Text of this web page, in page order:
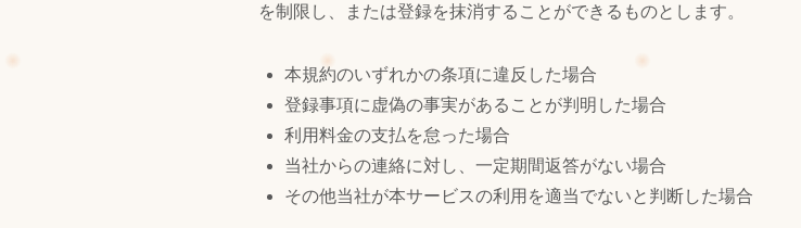
を制限し、または登録を抹消することができるものとします。
本規約のいずれかの条項に違反した場合
登録事項に虚偽の事実があることが判明した場合
利用料金の支払を怠った場合
当社からの連絡に対し、一定期間返答がない場合
その他当社が本サービスの利用を適当でないと判断した場合